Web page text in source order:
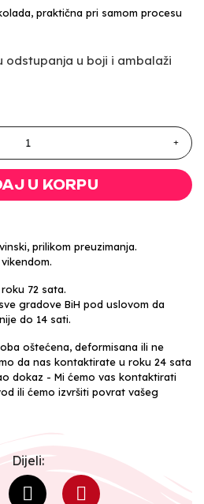
praktična pri samom procesu
odstupanja u boji i ambalaži
U KORPU
prilikom preuzimanja.
72 sata.
gradove BiH pod uslovom da
do 14 sati.
oštećena, deformisana ili ne
da nas kontaktirate u roku 24 sata
dokaz - Mi ćemo vas kontaktirati
ili ćemo izvršiti povrat vašeg
Dijeli: